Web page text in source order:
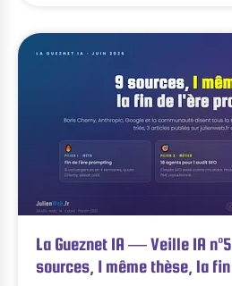
La Gueznet IA — Veille IA
sources, 1 même thèse, la